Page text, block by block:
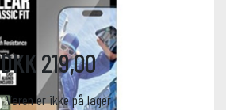
DKK 219,00
Varen er ikke på lager